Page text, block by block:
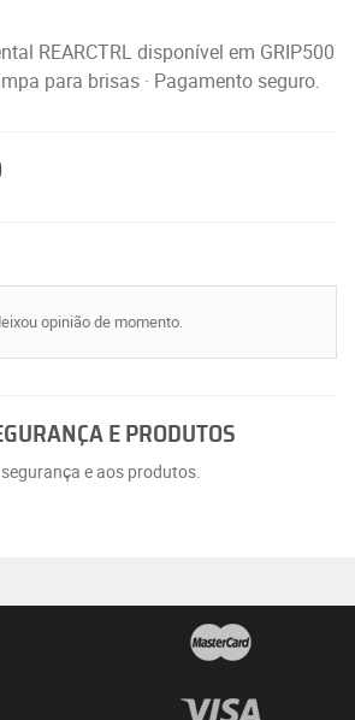
REARCTRL disponível em GRIP500
para brisas · Pagamento seguro.
opinião de momento.
E PRODUTOS
e aos produtos.